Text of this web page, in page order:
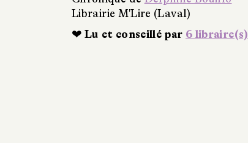
Librairie M'Lire (Laval)
❤ Lu et conseillé par 6 libraire(s)